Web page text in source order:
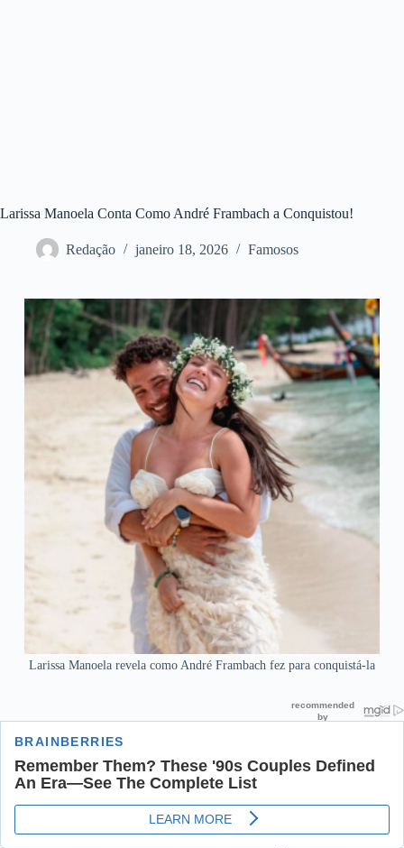
Larissa Manoela Conta Como André Frambach a Conquistou!
Redação janeiro 18, 2026 Famosos
Larissa Manoela revela como André Frambach fez para conquistá-la